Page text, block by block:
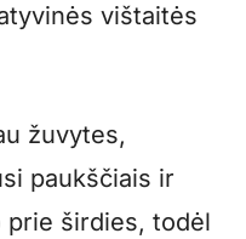
vištaitės
žuvytes,
paukščiais ir
prie širdies, todėl